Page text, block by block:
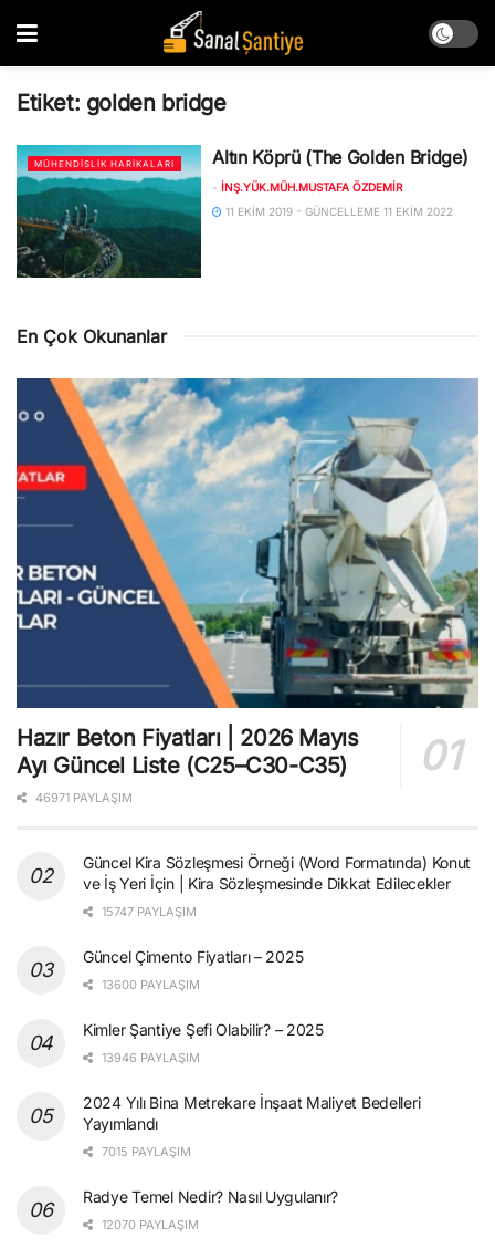
Etiket: golden bridge
MÜHENDISLIK HARIKALARI Altın Köprü (The Golden Bridge)
- İNŞ.YÜK.MÜH.MUSTAFA ÖZDEMIR
11 EKIM 2019 - GÜNCELLEME 11 EKIM 2022
En Çok Okunanlar
Hazır Beton Fiyatları | 2026 Mayıs
Ayı Güncel Liste (C25–C30-C35)
46971 PAYLAŞIM
Güncel Kira Sözleşmesi Örneği (Word Formatında) Konut
ve İş Yeri İçin | Kira Sözleşmesinde Dikkat Edilecekler
15747 PAYLAŞIM
Güncel Çimento Fiyatları – 2025
13600 PAYLAŞIM
Kimler Şantiye Şefi Olabilir? – 2025
13946 PAYLAŞIM
2024 Yılı Bina Metrekare İnşaat Maliyet Bedelleri
Yayımlandı
7015 PAYLAŞIM
Radye Temel Nedir? Nasıl Uygulanır?
12070 PAYLAŞIM